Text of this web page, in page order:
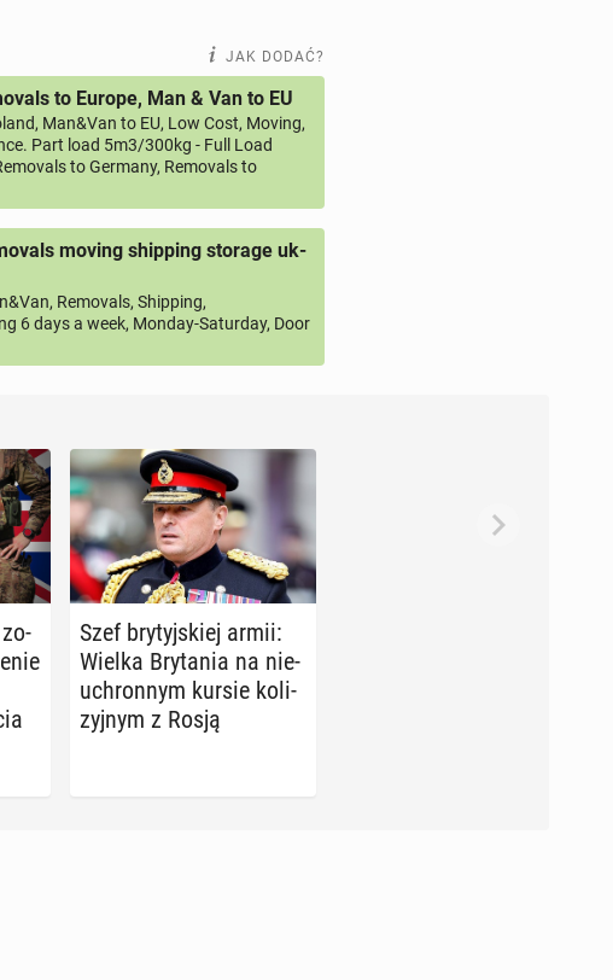
JAK DODAĆ?
to Europe, Man & Van to EU
Man&Van to EU, Low Cost, Moving,
Part load 5m3/300kg - Full Load
to Germany, Removals to
moving shipping storage uk-
Removals, Shipping,
6 days a week, Monday-Saturday, Door
zo­
Szef bry­tyj­skiej armii:
Wielka Bry­ta­nia na nie­
uchron­nym kursie ko­li­
zyj­nym z Rosją